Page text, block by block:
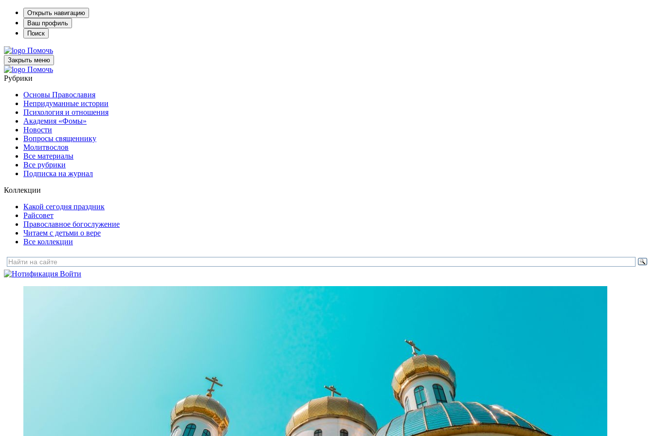
Открыть навигацию
Ваш профиль
Поиск
Помочь
Закрыть меню
Помочь
Рубрики
Основы Православия
Непридуманные истории
Психология и отношения
Академия «Фомы»
Новости
Вопросы священнику
Молитвослов
Все материалы
Все рубрики
Подписка на журнал
Коллекции
Какой сегодня праздник
Райсовет
Православное богослужение
Читаем с детьми о вере
Все коллекции
Войти